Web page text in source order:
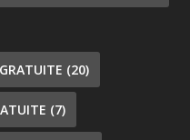
(20)
(7)